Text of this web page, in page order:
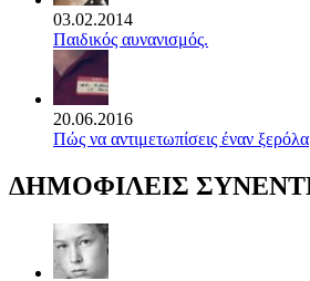
03.02.2014
Παιδικός αυνανισμός.
20.06.2016
Πώς να αντιμετωπίσεις έναν ξερόλα
ΔΗΜΟΦΙΛΕΙΣ